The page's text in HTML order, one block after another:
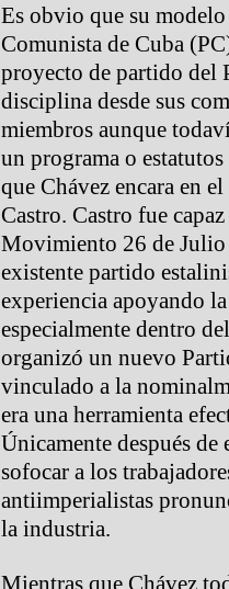
Es obvio que su
Comunista de Cuba
proyecto de partido del
disciplina desde sus
miembros aunque
un programa o
que Chávez encara en
Castro. Castro fue
Movimiento 26 de Julio
existente partido
experiencia apoyando
especialmente dentro
organizó un nuevo
vinculado a la
era una herramienta
Únicamente después de
sofocar a los
antiimperialistas
la industria.
Mientras que Chávez